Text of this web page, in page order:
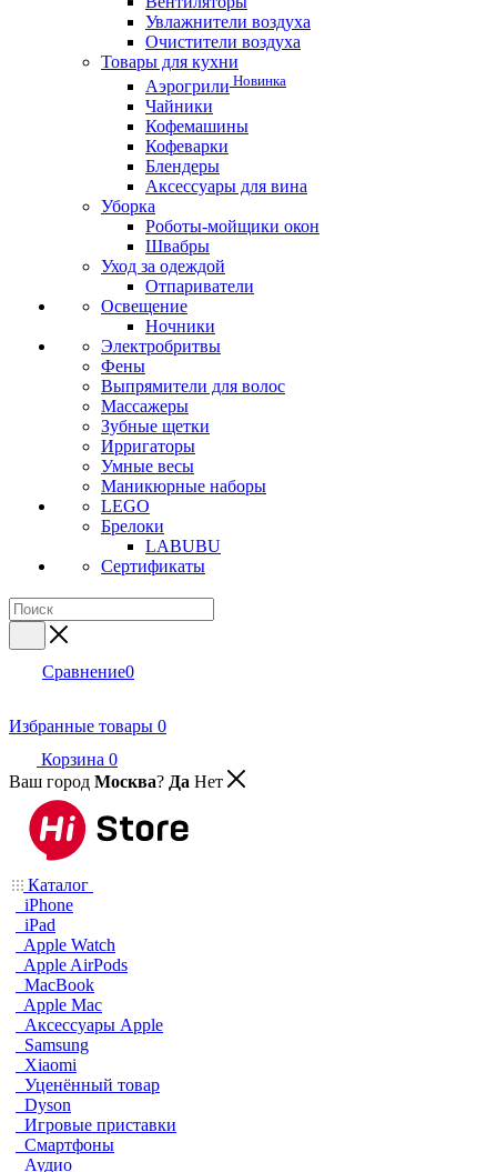
Увлажнители воздуха
Очистители воздуха
Товары для кухни
Аэрогрили Новинка
Чайники
Кофемашины
Кофеварки
Блендеры
Аксессуары для вина
Уборка
Роботы-мойщики окон
Швабры
Уход за одеждой
Отпариватели
Освещение
Ночники
Электробритвы
Фены
Выпрямители для волос
Массажеры
Зубные щетки
Ирригаторы
Умные весы
Маникюрные наборы
LEGO
Брелоки
LABUBU
Сертификаты
Сравнение0
Избранные товары 0
Корзина 0
Ваш город Москва? Да Нет
Каталог
iPhone
iPad
Apple Watch
Apple AirPods
MacBook
Apple Mac
Аксессуары Apple
Samsung
Xiaomi
Уценённый товар
Dyson
Игровые приставки
Смартфоны
Аудио